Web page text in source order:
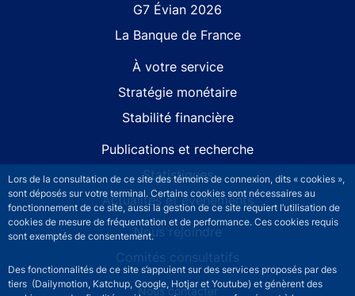
Lors de la consultation de ce site des témoins de connexion, dits « cookies »,
sont déposés sur votre terminal. Certains cookies sont nécessaires au
fonctionnement de ce site, aussi la gestion de ce site requiert l’utilisation de
cookies de mesure de fréquentation et de performance. Ces cookies requis
sont exemptés de consentement.
Des fonctionnalités de ce site s’appuient sur des services proposés par des
tiers (Dailymotion, Katchup, Google, Hotjar et Youtube) et génèrent des
G7 Évian 2026
La Banque de France
À votre service
Stratégie monétaire
Stabilité financière
Publications et recherche
Statistiques
Actualités et événements
Nous rejoindre
Comités consultatifs
Footer secondary menuNous contacter